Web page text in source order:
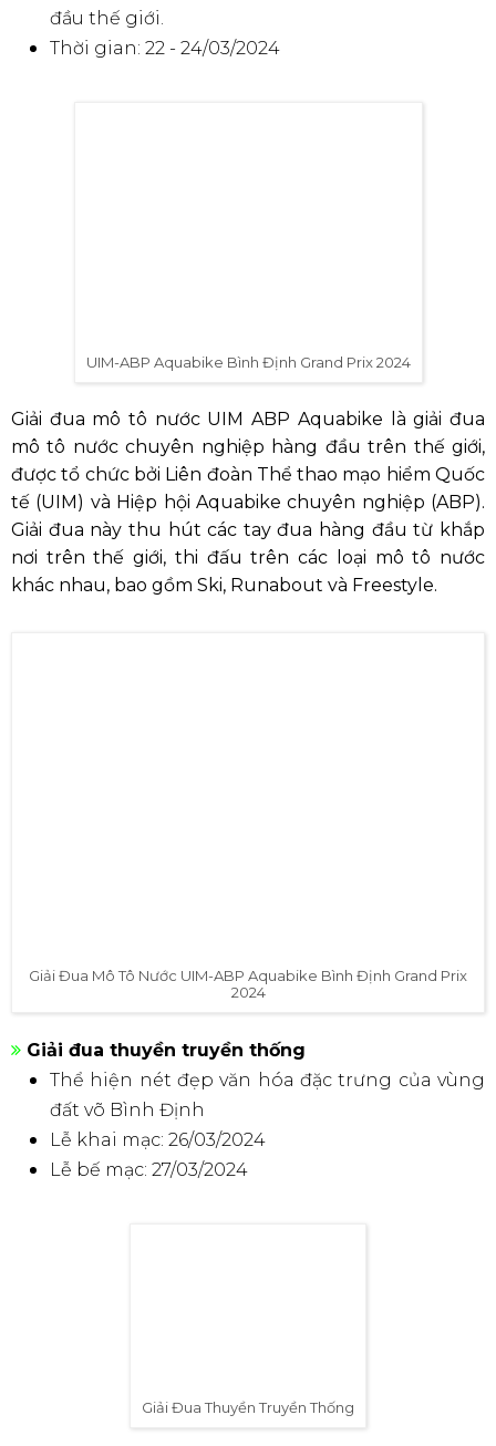
Hơn 70 tay đua từ 30 quốc gia tranh tài, mang
đến những màn trình diễn tốc độ, mạo hiểm
tế (UIM) và Hiệp hội Aquabike chuyên nghiệp (ABP).
nơi trên thế giới, thi đấu trên các loại mô tô nước
khác nhau, bao gồm Ski, Runabout và Freestyle.